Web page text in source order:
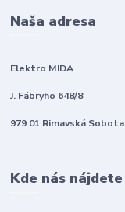
Naša adresa
Elektro MIDA
J. Fábryho 648/8
979 01 Rimavská Sobota
Kde nás nájdete